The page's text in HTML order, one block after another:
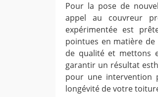
Pour la pose de
appel au couvreur
expérimentée est
pointues en matière
de qualité et mettons
garantir un résultat
pour une intervention
longévité de votre